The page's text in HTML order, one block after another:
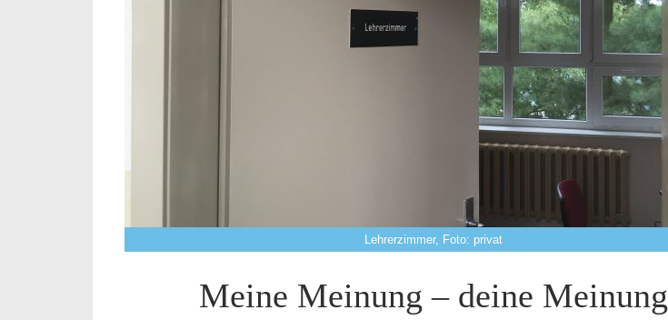
Lehrerzimmer, Foto: privat
Meine Meinung – deine Meinung